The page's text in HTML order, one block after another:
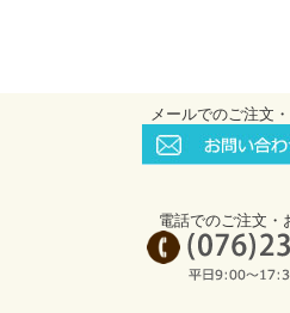
メールでのご注文
電話でのご注文・